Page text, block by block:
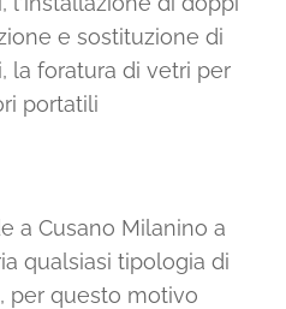
e sostituzione di
la foratura di vetri per
portatili
a Cusano Milanino a
qualsiasi tipologia di
per questo motivo